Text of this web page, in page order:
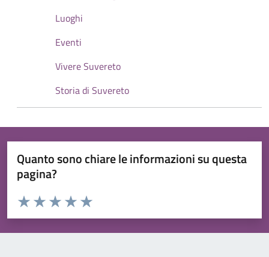
Luoghi
Eventi
Vivere Suvereto
Storia di Suvereto
Quanto sono chiare le informazioni su questa
pagina?
Valuta da 1 a 5 stelle la pagina
Valuta 5 stelle su 5
Valuta 4 stelle su 5
Valuta 3 stelle su 5
Valuta 2 stelle su 5
Valuta 1 stelle su 5